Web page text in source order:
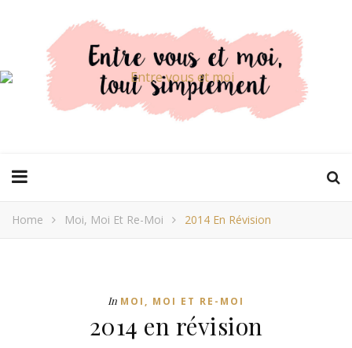
Home Moi, Moi Et Re-Moi 2014 En Révision
In MOI, MOI ET RE-MOI
2014 en révision